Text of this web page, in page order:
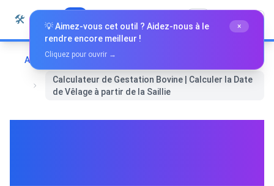
Passer au contenu
🛠️ Français
Accueil
Santé et bien-être
Calculateur de Gestation Bovine | Calculer la Date
de Vêlage à partir de la Saillie
💡 Aimez-vous cet outil ? Aidez-nous à le
rendre encore meilleur !
×
Cliquez pour ouvrir →